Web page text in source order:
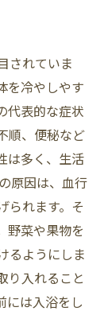
されていま
を冷やしやす
代表的な症状
順、便秘など
は多く、生活
原因は、血行
られます。そ
野菜や果物を
るようにしま
り入れること
には入浴をし